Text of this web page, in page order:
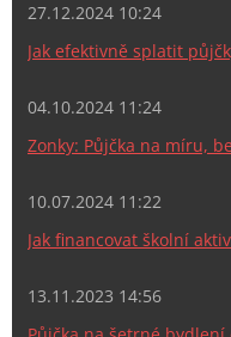
27.12.2024 10:24
Jak efektivně splatit
04.10.2024 11:24
Zonky: Půjčka na míru,
10.07.2024 11:22
Jak financovat školní
13.11.2023 14:56